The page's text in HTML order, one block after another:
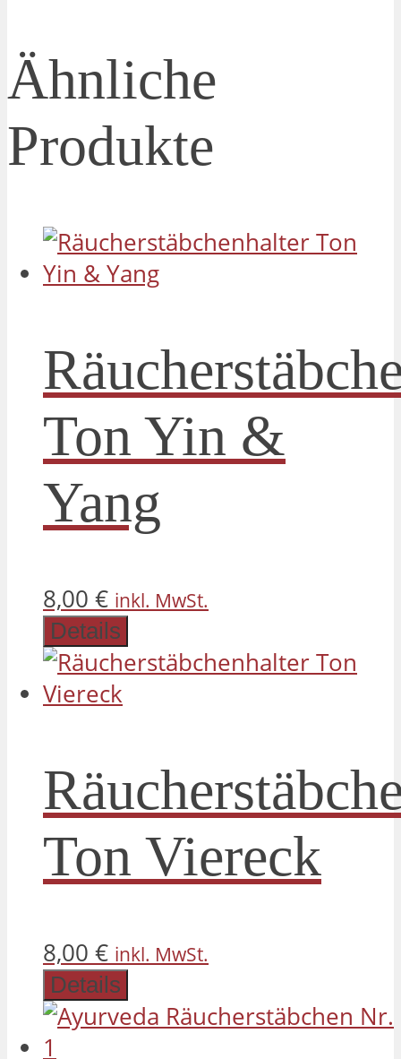
Ähnliche
Produkte
Ton Yin &
Yang
8,00 € inkl. MwSt.
Details
Ton Viereck
8,00 € inkl. MwSt.
Details